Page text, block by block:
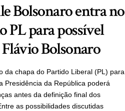
Bolsonaro entra no
PL para possível
Bolsonaro
da chapa do Partido Liberal (PL) para
Presidência da República poderá
antes da definição final dos
as possibilidades discutidas